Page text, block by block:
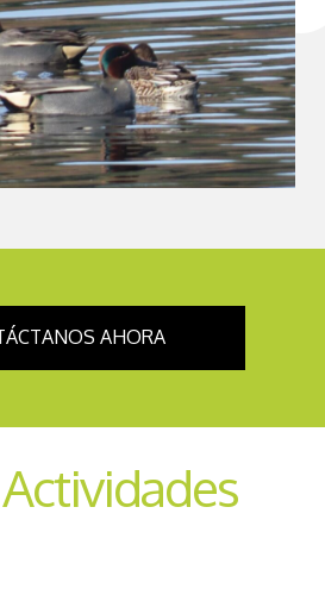
AHORA
Actividades